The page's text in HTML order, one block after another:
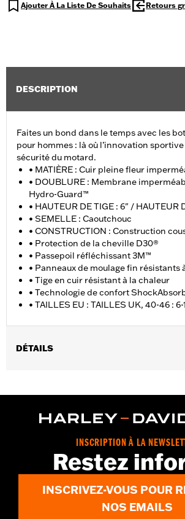
Ajouter À La Liste De Souhaits Retours
DESCRIPTION
Faites un bond dans le temps avec les
pour hommes : là où l’innovation
sécurité du motard.
• MATIÈRE : Cuir pleine fleur
• DOUBLURE : Membrane
Hydro-Guard™
• HAUTEUR DE TIGE : 6" / HAUTEUR
• SEMELLE : Caoutchouc
• CONSTRUCTION : Construction
• Protection de la cheville D30®
• Passepoil réfléchissant 3M™
• Panneaux de moulage fin résistants
• Tige en cuir résistant à la chaleur
• Technologie de confort
• TAILLES EU : TAILLES UK, 40-46 : 6-
DÉTAILS
GARANTIE:Garantie du fabricant
Origine:Importé
Dimension Description:HAUTEUR DE
TALON : 1.5"
INSCRIPTION À LA
Restez
INSCRIVEZ-VOUS POUR
NOS EMAILS